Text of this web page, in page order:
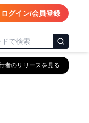
ログイン/会員登録
者のリリースを見る